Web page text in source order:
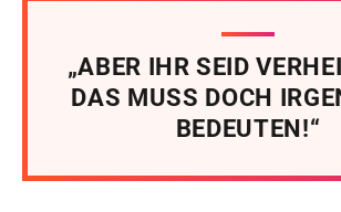
„ABER IHR SEID
DAS MUSS DOCH
BEDEUTEN!“